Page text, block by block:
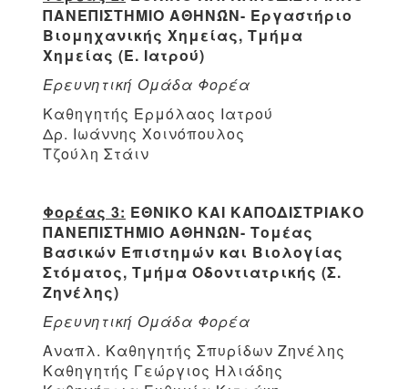
ΠΑΝΕΠΙΣΤΗΜΙΟ ΑΘΗΝΏΝ- Εργαστήριο
Βιομηχανικής Χημείας, Τμήμα
Χημείας (Ε. Ιατρού)
Ερευνητική Ομάδα Φορέα
Καθηγητής Ερμόλαος Ιατρού
Δρ. Ιωάννης Χοινόπουλος
Τζούλη Στάιν
Φορέας 3: ΕΘΝΙΚΟ ΚΑΙ ΚΑΠΟΔΙΣΤΡΙΑΚΟ
ΠΑΝΕΠΙΣΤΗΜΙΟ ΑΘΗΝΏΝ- Τομέας
Βασικών Επιστημών και Βιολογίας
Στόματος, Τμήμα Οδοντιατρικής (Σ.
Ζηνέλης)
Ερευνητική Ομάδα Φορέα
Αναπλ. Καθηγητής Σπυρίδων Ζηνέλης
Καθηγητής Γεώργιος Ηλιάδης